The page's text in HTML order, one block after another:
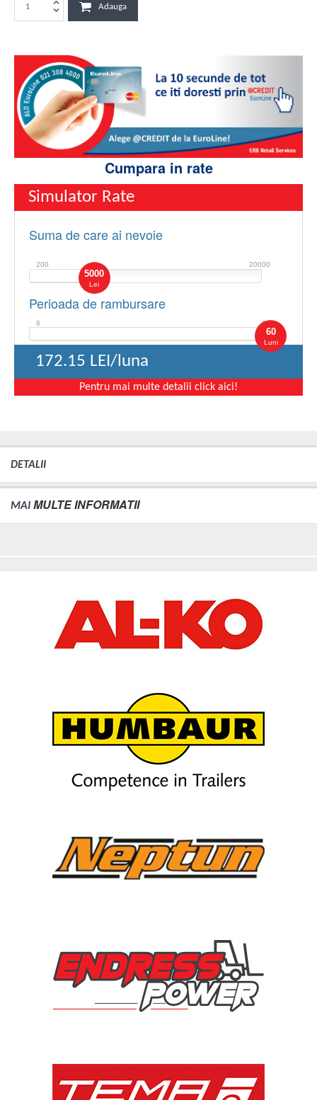
Adauga
Cumpara in rate
Simulator Rate
Suma de care ai nevoie
5000
Lei
200 20000
Perioada de rambursare
60
Luni
6 60
172.15 LEI/luna
Pentru mai multe detalii click aici!
DETALII
MAI MULTE INFORMATII